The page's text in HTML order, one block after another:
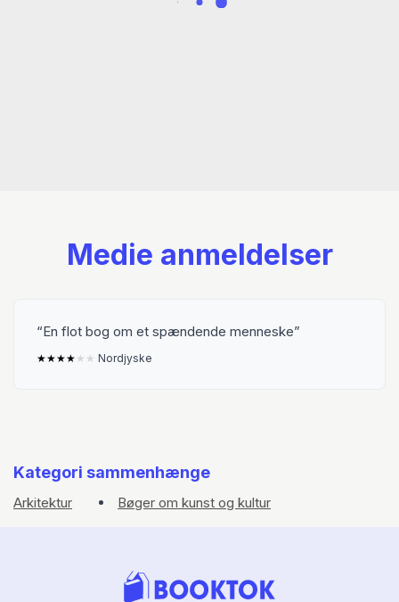
Medie anmeldelser
En flot bog om et spændende menneske
★★★★ ★ ★ Nordjyske
Kategori sammenhænge
Arkitektur Bøger om kunst og kultur